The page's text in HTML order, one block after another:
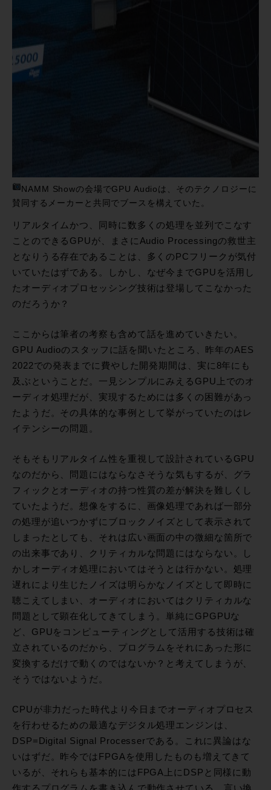
NAMM Showの会場でGPU Audioは、そのテクノロジーに
賛同するメーカーと共同でブースを構えていた。
リアルタイムかつ、同時に数多くの処理を並列でこなす
ことのできるGPUが、まさにAudio Processingの救世主
となりうる存在であることは、多くのPCフリークが気付
いていたはずである。しかし、なぜ今までGPUを活用し
たオーディオプロセッシング技術は登場してこなかった
のだろうか？
ここからは筆者の考察も含めて話を進めていきたい。
GPU Audioのスタッフに話を聞いたところ、昨年のAES
2022での発表までに費やした開発期間は、実に8年にも
及ぶということだ。一見シンプルにみえるGPU上でのオ
ーディオ処理だが、実現するためには多くの困難があっ
たようだ。その具体的な事例として挙がっていたのはレ
イテンシーの問題。
そもそもリアルタイム性を重視して設計されているGPU
なのだから、問題にはならなさそうな気もするが、グラ
フィックとオーディオの持つ性質の差が解決を難しくし
ていたようだ。想像をするに、画像処理であれば一部分
の処理が追いつかずにブロックノイズとして表示されて
しまったとしても、それは広い画面の中の微細な箇所で
の出来事であり、クリティカルな問題にはならない。し
かしオーディオ処理においてはそうとは行かない。処理
遅れにより生じたノイズは明らかなノイズとして即時に
聴こえてしまい、オーディオにおいてはクリティカルな
問題として顕在化してきてしまう。単純にGPGPUな
ど、GPUをコンピューティングとして活用する技術は確
立されているのだから、プログラムをそれにあった形に
変換するだけで動くのではないか？と考えてしまうが、
そうではないようだ。
CPUが非力だった時代より今日までオーディオプロセス
を行わせるための最適なデジタル処理エンジンは、
DSP=Digital Signal Processerである。これに異論はな
いはずだ。昨今ではFPGAを使用したものも増えてきて
いるが、それらも基本的にはFPGA上にDSPと同様に動